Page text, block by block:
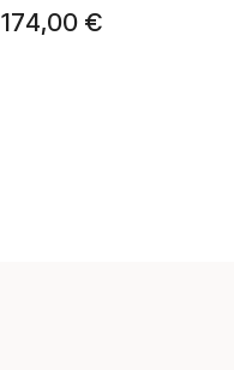
174,00 €